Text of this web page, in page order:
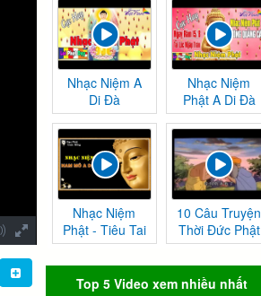
Nhạc Niệm A
Di Đà
Nhạc Niệm
Phật A Di Đà
Nhạc Niệm
Phật - Tiêu Tai
Nghiệp
Chướng
10 Câu Truyện
Thời Đức Phật
Tại Thế
Top 5 Video xem nhiều nhất